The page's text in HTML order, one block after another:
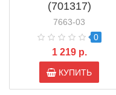
(701317)
7663-03
0
1 219 р.
КУПИТЬ